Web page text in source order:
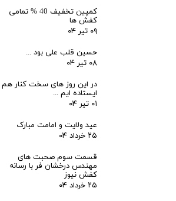
کمپین تخفیف 40 % تمامی
کفش ها
۰۹ تیر ۰۴
حسین قلب علی بود ...
۰۸ تیر ۰۴
در این روز های سخت کنار هم
ایستاده ایم ...
۰۱ تیر ۰۴
عید ولایت و امامت مبارک
۲۵ خرداد ۰۴
قسمت سوم صحبت های
مهندس درخشان فر با رسانه
کفش نیوز
۲۵ خرداد ۰۴